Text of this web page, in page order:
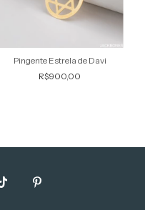
Pingente Estrela de Davi
R$900,00